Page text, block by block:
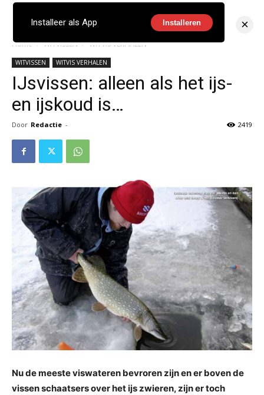
Home WITVISSEN WITVIS VERHALEN
WITVISSEN WITVIS VERHALEN
IJsvissen: alleen als het ijs-
en ijskoud is…
Door Redactie - 2419
Nu de meeste viswateren bevroren zijn en er boven de
vissen schaatsers over het ijs zwieren, zijn er toch
Installeer als App Installeren ×